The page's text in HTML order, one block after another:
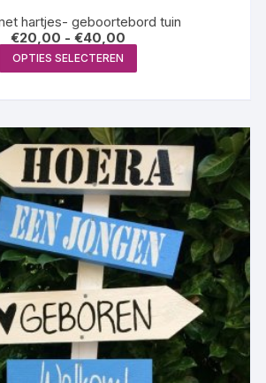
hartjes- geboortebord tuin
€20,00 - €40,00Prijsklasse:
€20,00
€40,00
OPTIES SELECTEREN
product
variaties.
Deze
optie
kan
gekozen
worden
op
de
productpagina